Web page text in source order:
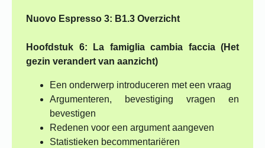
Nuovo Espresso 3: B1.3 Overzicht
Hoofdstuk 6: La famiglia cambia faccia (Het
gezin verandert van aanzicht)
Een onderwerp introduceren met een vraag
Argumenteren, bevestiging vragen en
bevestigen
Redenen voor een argument aangeven
Statistieken becommentariëren